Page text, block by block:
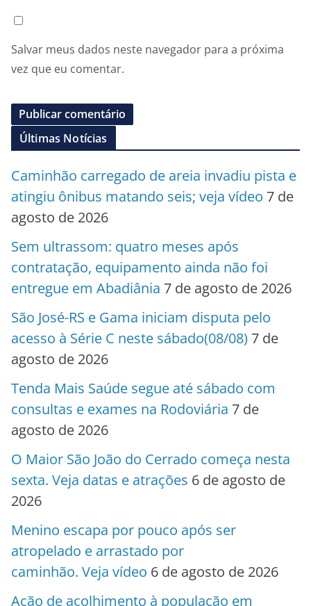
Salvar meus dados neste navegador para a próxima
vez que eu comentar.
Últimas Notícias
Caminhão carregado de areia invadiu pista e
atingiu ônibus matando seis; veja vídeo 7 de
agosto de 2026
Sem ultrassom: quatro meses após
contratação, equipamento ainda não foi
entregue em Abadiânia 7 de agosto de 2026
São José-RS e Gama iniciam disputa pelo
acesso à Série C neste sábado(08/08) 7 de
agosto de 2026
Tenda Mais Saúde segue até sábado com
consultas e exames na Rodoviária 7 de
agosto de 2026
O Maior São João do Cerrado começa nesta
sexta. Veja datas e atrações 6 de agosto de
2026
Menino escapa por pouco após ser
atropelado e arrastado por
caminhão. Veja vídeo 6 de agosto de 2026
Ação de acolhimento à população em